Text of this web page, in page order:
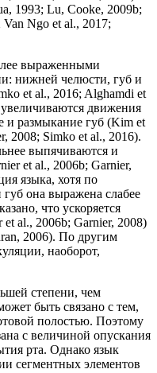
1993; Lu, Cooke, 2009b;
Ngo et al., 2017;
выраженными
нижней челюсти, губ и
et al., 2016; Alghamdi et
движения
и размыкание губ (Kim et
2008; Simko et al., 2016).
выпячиваются и
et al., 2006b; Garnier,
языка, хотя по
она выражена слабее
что ускоряется
al., 2006b; Garnier, 2008)
2006). По другим
наоборот,
степени, чем
быть связано с тем,
полостью. Поэтому
с величиной опускания
рта. Однако язык
сегментных элементов